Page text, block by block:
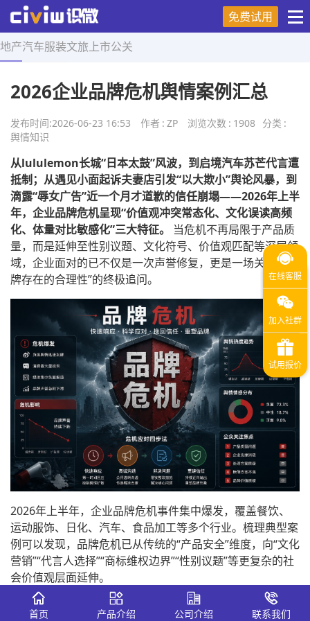
免费试用
地产汽车服装文旅 上市公关
首页 > 舆情知识 > 正文
2026企业品牌危机舆情案例汇总
发布时间:2026-06-23 16:53 作者 : ZP 浏览次数 : 1908 分类 :
舆情知识
从lululemon长城“日本太鼓”风波，到启境汽车苏芒代言遭
抵制；从遇见小面起诉夫妻店引发“以大欺小”舆论风暴，到
滴露“辱女广告”近一个月才道歉的信任崩塌——2026年上半
年，企业品牌危机呈现“价值观冲突常态化、文化误读高频
化、体量对比敏感化”三大特征。
当危机不再局限于产品质
量，而是延伸至性别议题、文化符号、价值观匹配等深层领
域，企业面对的已不仅是一次声誉修复，更是一场关于“品
牌存在的合理性”的终极追问。
2026年上半年，企业品牌危机事件集中爆发，覆盖餐饮、
运动服饰、日化、汽车、食品加工等多个行业。梳理典型案
例可以发现，品牌危机已从传统的“产品安全”维度，向“文化
营销”“代言人选择”“商标维权边界”“性别议题”等更复杂的社
会价值观层面延伸。
一、文化营销“翻车”：当品牌叙事撞上
首页 产品介绍 公司介绍 联系我们